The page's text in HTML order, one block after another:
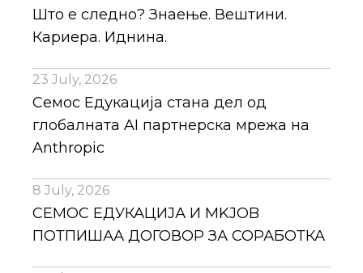
Што е следно? Знаење. Вештини.
Кариера. Иднина.
23 July, 2026
Семос Едукација стана дел од
глобалната AI партнерска мрежа на
Anthropic
8 July, 2026
СЕМОС ЕДУКАЦИЈА И MKJOB
ПОТПИШАА ДОГОВОР ЗА СОРАБОТКА